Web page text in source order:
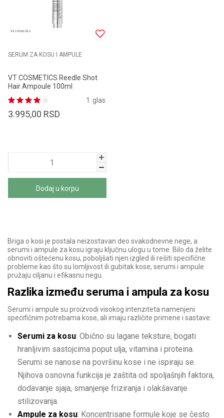
SERUM ZA KOSU I AMPULE
VT COSMETICS Reedle Shot
Hair Ampoule 100ml
glas
1
3.995,00 RSD
Dodaj u korpu
Briga o kosi je postala neizostavan deo svakodnevne nege, a
serumi i ampule za kosu igraju ključnu ulogu u tome. Bilo da želite
obnoviti oštećenu kosu, poboljšati njen izgled ili rešiti specifične
probleme kao što su lomljivost ili gubitak kose, serumi i ampule
pružaju ciljanu i efikasnu negu.
Razlika između seruma i ampula za kosu
Serumi i ampule su proizvodi visokog intenziteta namenjeni
specifičnim potrebama kose, ali imaju različite primene i sastave:
Serumi za kosu: Obično su lagane teksture, bogati
hranljivim sastojcima poput ulja, vitamina i proteina.
Serumi se nanose na površinu kose i ne ispiraju se.
Njihova osnovna funkcija je zaštita od spoljašnjih faktora,
dodavanje sjaja, smanjenje friziranja i olakšavanje
stilizovanja.
Ampule za kosu: Koncentrisane formule koje se često